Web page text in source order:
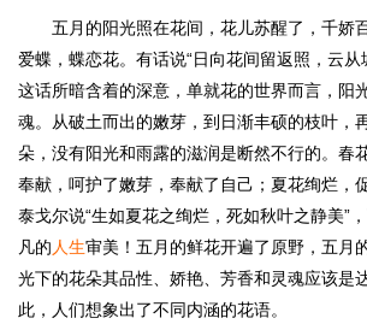
五月的阳光照在花间，花儿苏醒了，千娇
爱蝶，蝶恋花。有话说“日向花间留返照，云从
这话所暗含着的深意，单就花的世界而言，阳
魂。从破土而出的嫩芽，到日渐丰硕的枝叶，
朵，没有阳光和雨露的滋润是断然不行的。春
奉献，呵护了嫩芽，奉献了自己；夏花绚烂，
泰戈尔说“生如夏花之绚烂，死如秋叶之静美”
凡的 人生审美！五月的鲜花开遍了原野，五月
光下的花朵其品性、娇艳、芳香和灵魂应该是
此，人们想象出了不同内涵的花语。